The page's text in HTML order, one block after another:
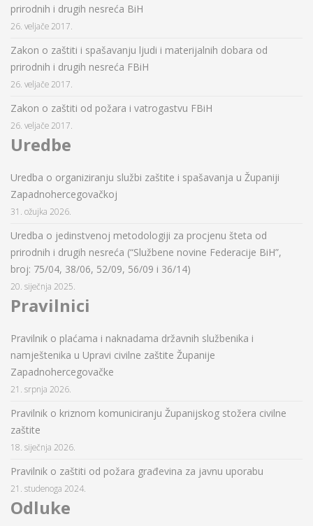
prirodnih i drugih nesreća BiH
26. veljače 2017.
Zakon o zaštiti i spašavanju ljudi i materijalnih dobara od
prirodnih i drugih nesreća FBiH
26. veljače 2017.
Zakon o zaštiti od požara i vatrogastvu FBiH
26. veljače 2017.
Uredbe
Uredba o organiziranju službi zaštite i spašavanja u Županiji
Zapadnohercegovačkoj
31. ožujka 2026.
Uredba o jedinstvenoj metodologiji za procjenu šteta od
prirodnih i drugih nesreća (“Službene novine Federacije BiH”,
broj: 75/04, 38/06, 52/09, 56/09 i 36/14)
20. siječnja 2025.
Pravilnici
Pravilnik o plaćama i naknadama državnih službenika i
namještenika u Upravi civilne zaštite Županije
Zapadnohercegovačke
21. srpnja 2026.
Pravilnik o kriznom komuniciranju Županijskog stožera civilne
zaštite
18. siječnja 2026.
Pravilnik o zaštiti od požara građevina za javnu uporabu
21. studenoga 2024.
Odluke